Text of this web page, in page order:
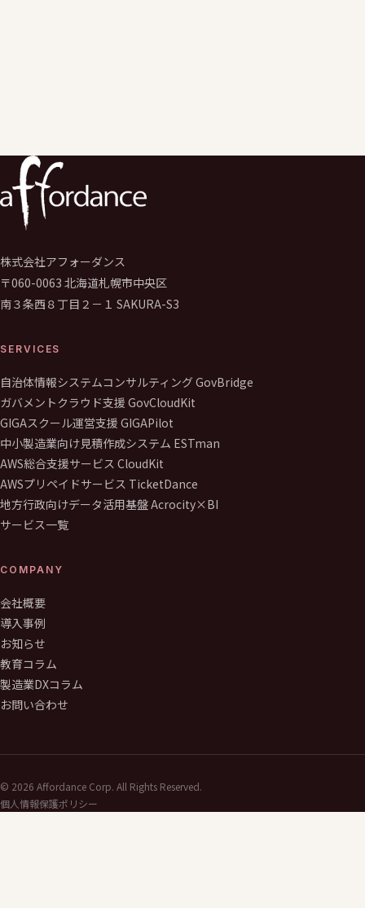
株式会社アフォーダンス
〒060-0063 北海道札幌市中央区
南３条西８丁目２－１ SAKURA-S3
SERVICES
自治体情報システムコンサルティング GovBridge
ガバメントクラウド支援 GovCloudKit
GIGAスクール運営支援 GIGAPilot
中小製造業向け見積作成システム ESTman
AWS総合支援サービス CloudKit
AWSプリペイドサービス TicketDance
地方行政向けデータ活用基盤 Acrocity×BI
サービス一覧
COMPANY
会社概要
導入事例
お知らせ
教育コラム
製造業DXコラム
お問い合わせ
© 2026 Affordance Corp. All Rights Reserved.
個人情報保護ポリシー